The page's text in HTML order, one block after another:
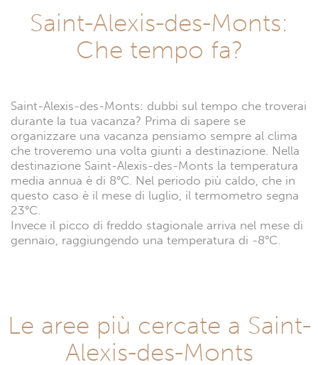
Saint-Alexis-des-Monts:
Che tempo fa?
Saint-Alexis-des-Monts: dubbi sul tempo che troverai
durante la tua vacanza? Prima di sapere se
organizzare una vacanza pensiamo sempre al clima
che troveremo una volta giunti a destinazione. Nella
destinazione Saint-Alexis-des-Monts la temperatura
media annua è di 8°C. Nel periodo più caldo, che in
questo caso è il mese di luglio, il termometro segna
23°C.
Invece il picco di freddo stagionale arriva nel mese di
gennaio, raggiungendo una temperatura di -8°C.
Le aree più cercate a Saint-
Alexis-des-Monts